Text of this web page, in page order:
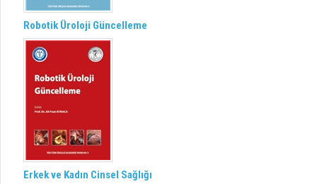
Robotik Üroloji Güncelleme
Erkek ve Kadın Cinsel Sağlığı